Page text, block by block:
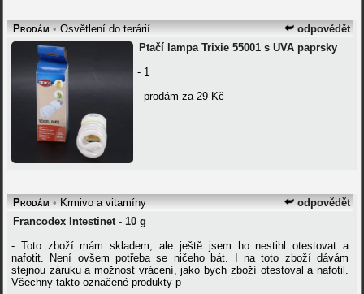
odpovědět
Prodám •Osvětlení do terárií
Ptačí lampa Trixie 55001 s UVA paprsky
- 1
- prodám za 29 Kč
odpovědět
Prodám •Krmivo a vitamíny
Francodex Intestinet - 10 g
- Toto zboží mám skladem, ale ještě jsem ho nestihl otestovat a
nafotit. Není ovšem potřeba se ničeho bát. I na toto zboží dávám
stejnou záruku a možnost vrácení, jako bych zboží otestoval a nafotil.
Všechny takto označené produkty p